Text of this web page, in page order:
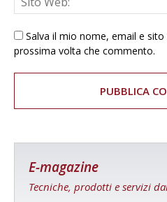
Salva il mio nome, email e
prossima volta che commento.
E-magazine
Tecniche, prodotti e servizi